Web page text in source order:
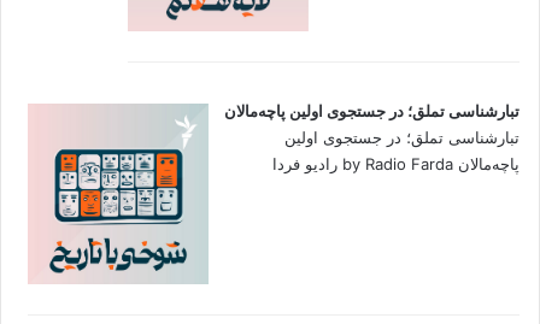
تبارشناسی تملق؛ در جستجوی اولین‌ پاچه‌مالان
تبارشناسی تملق؛ در جستجوی اولین‌
پاچه‌مالان by Radio Farda رادیو فردا